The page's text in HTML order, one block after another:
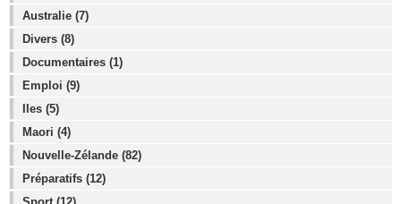
Australie (7)
Divers (8)
Documentaires (1)
Emploi (9)
Iles (5)
Maori (4)
Nouvelle-Zélande (82)
Préparatifs (12)